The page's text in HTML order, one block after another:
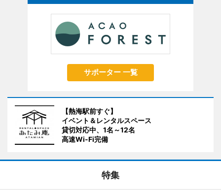
サポーター 一覧
【熱海駅前すぐ】
イベント＆レンタルスペース
貸切対応中、1名～12名
高速Wi-Fi完備
特集